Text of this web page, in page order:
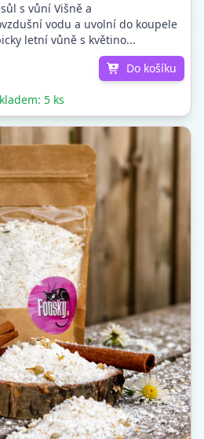
s vůní Višně a
vodu a uvolní do koupele
letní vůně s květino...
Do košíku
5 ks